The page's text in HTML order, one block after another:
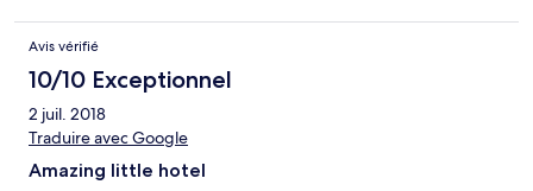
Avis vérifié
10/10 Exceptionnel
2 juil. 2018
Traduire avec Google
Amazing little hotel